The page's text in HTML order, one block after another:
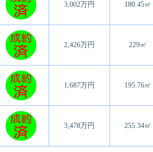
3,002万円 180.45㎡
2,426万円 229㎡
1,687万円 195.76㎡
3,478万円 255.34㎡